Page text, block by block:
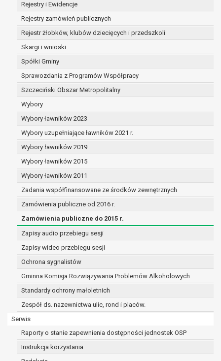
Rejestry i Ewidencje
Rejestry zamówień publicznych
Rejestr żłobków, klubów dziecięcych i przedszkoli
Skargi i wnioski
Spółki Gminy
Sprawozdania z Programów Współpracy
Szczeciński Obszar Metropolitalny
Wybory
Wybory ławników 2023
Wybory uzupełniające ławników 2021 r.
Wybory ławników 2019
Wybory ławników 2015
Wybory ławników 2011
Zadania współfinansowane ze środków zewnętrznych
Zamówienia publiczne od 2016 r.
Zamówienia publiczne do 2015 r.
Zapisy audio przebiegu sesji
Zapisy wideo przebiegu sesji
Ochrona sygnalistów
Gminna Komisja Rozwiązywania Problemów Alkoholowych
Standardy ochrony małoletnich
Zespół ds. nazewnictwa ulic, rond i placów.
Serwis
Raporty o stanie zapewnienia dostępności jednostek OSP
Instrukcja korzystania
przetwarzania, którego dokonano na podstawie zgody
Przysługuje Pani/Panu prawo wniesienia skargi do
prawem przetwarzanie Pani/Pana danych osobowych
Organem właściwym do wniesienia skargi jest Prezes
W zależności od sfery, w której przetwarzane są dane
jest dobrowolne albo jest wymogiem ustawowym lub
Pani/Pana dane nie będą poddawane
również profilowaniu.